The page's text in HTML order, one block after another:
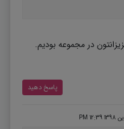
در مجموعه بودیم.
پاسخ دهید